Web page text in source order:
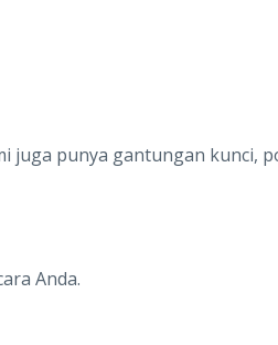
juga punya gantungan kunci,
Anda.